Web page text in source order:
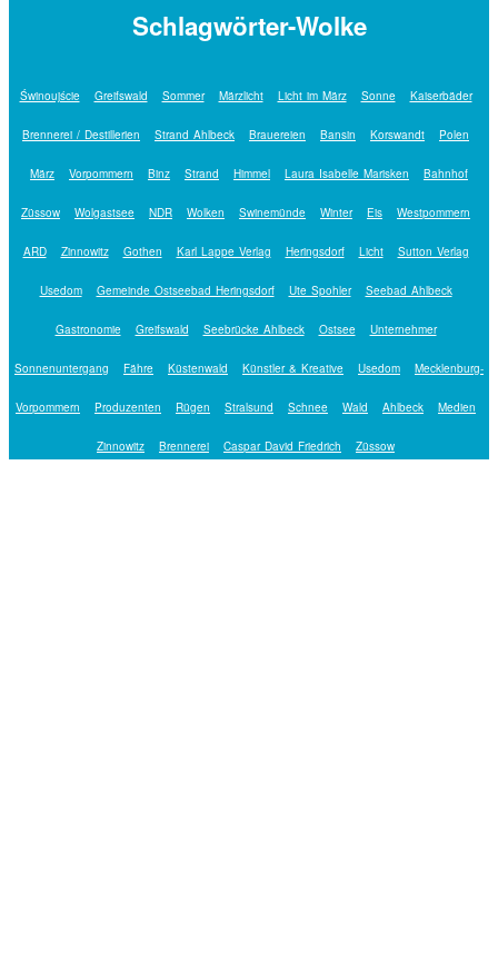
Schlagwörter-Wolke
Świnoujście Greifswald Sommer Märzlicht Licht im März Sonne Kaiserbäder
Brennerei / Destillerien Strand Ahlbeck Brauereien Bansin Korswandt Polen
März Vorpommern Binz Strand Himmel Laura Isabelle Marisken Bahnhof
Züssow Wolgastsee NDR Wolken Swinemünde Winter Eis Westpommern
ARD Zinnowitz Gothen Karl Lappe Verlag Heringsdorf Licht Sutton Verlag
Usedom Gemeinde Ostseebad Heringsdorf Ute Spohler Seebad Ahlbeck
Gastronomie Greifswald Seebrücke Ahlbeck Ostsee Unternehmer
Sonnenuntergang Fähre Küstenwald Künstler & Kreative Usedom Mecklenburg-
Vorpommern Produzenten Rügen Stralsund Schnee Wald Ahlbeck Medien
Zinnowitz Brennerei Caspar David Friedrich Züssow